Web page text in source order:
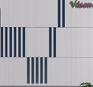
際廠房新建工程
建工程 辦公廠房